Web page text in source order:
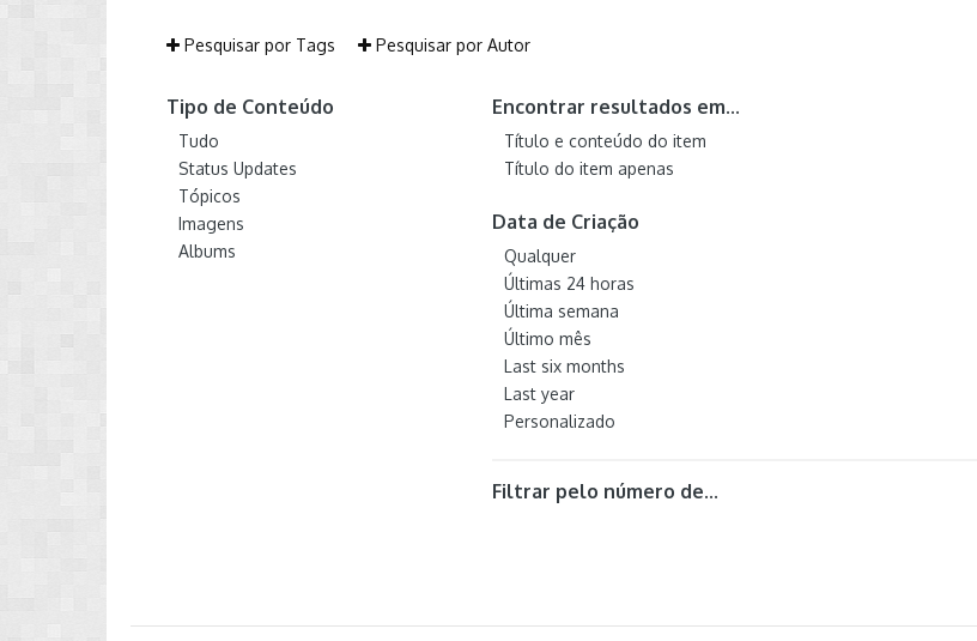
Pesquisar por Tags Pesquisar por Autor
Tipo de Conteúdo
Tudo
Status Updates
Tópicos
Imagens
Albums
Encontrar resultados em...
Título e conteúdo do item
Título do item apenas
Data de Criação
Qualquer
Últimas 24 horas
Última semana
Último mês
Last six months
Last year
Personalizado
Filtrar pelo número de...